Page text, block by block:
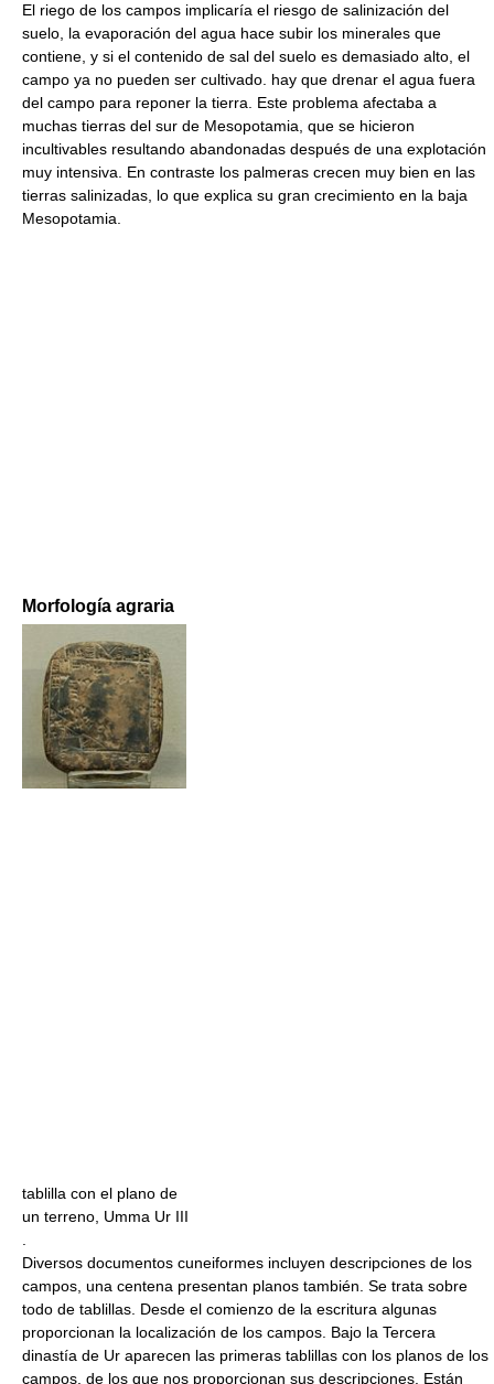
El riego de los campos implicaría el riesgo de salinización del
suelo, la evaporación del agua hace subir los minerales que
contiene, y si el contenido de sal del suelo es demasiado alto, el
campo ya no pueden ser cultivado. hay que drenar el agua fuera
del campo para reponer la tierra. Este problema afectaba a
muchas tierras del sur de Mesopotamia, que se hicieron
incultivables resultando abandonadas después de una explotación
muy intensiva. En contraste los palmeras crecen muy bien en las
tierras salinizadas, lo que explica su gran crecimiento en la baja
Mesopotamia.
Morfología agraria
tablilla con el plano de
un terreno, Umma Ur III
.
Diversos documentos cuneiformes incluyen descripciones de los
campos, una centena presentan planos también. Se trata sobre
todo de tablillas. Desde el comienzo de la escritura algunas
proporcionan la localización de los campos. Bajo la Tercera
dinastía de Ur aparecen las primeras tablillas con los planos de los
campos, de los que nos proporcionan sus descripciones. Están